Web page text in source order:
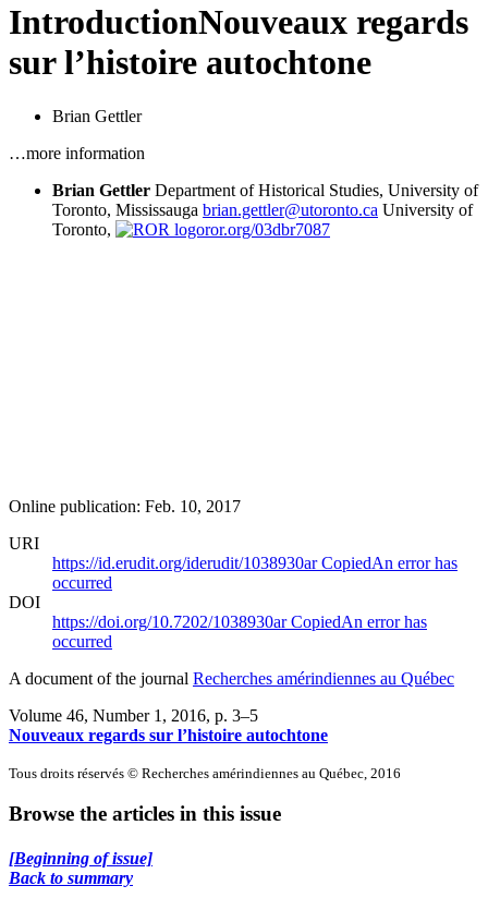
IntroductionNouveaux regards
sur l’histoire autochtone
Brian Gettler
…more information
Brian Gettler Department of Historical Studies, University of
Toronto, Mississauga brian.gettler@utoronto.ca University of
Toronto,
ror.org/03dbr7087
Online publication: Feb. 10, 2017
URI
https://id.erudit.org/iderudit/1038930arCopiedAn error has
occurred
DOI
https://doi.org/10.7202/1038930arCopiedAn error has
occurred
A document of the journal Recherches amérindiennes au Québec
Volume 46, Number 1, 2016, p. 3–5
Nouveaux regards sur l’histoire autochtone
Tous droits réservés © Recherches amérindiennes au Québec, 2016
Browse the articles in this issue
[Beginning of issue]
Back to summary